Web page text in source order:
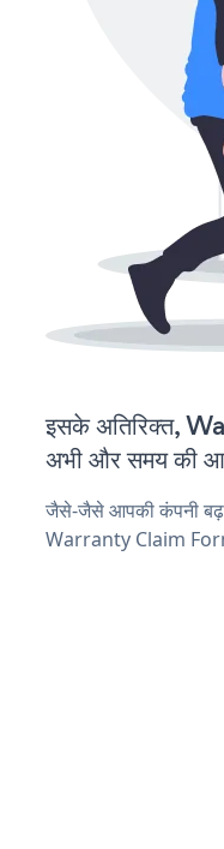
इसके अतिरिक्त,
अभी और समय की
जैसे-जैसे आपकी कंपनी
Warranty Claim Form